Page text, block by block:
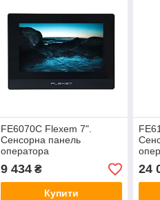
FE6070C Flexem 7".
Сенсорна панель
оператора
9 434₴
Купити
24